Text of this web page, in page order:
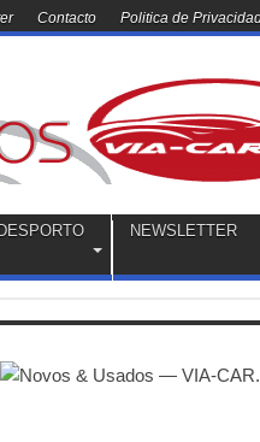
Contacto Politica de
DESPORTO NEWSLETTER